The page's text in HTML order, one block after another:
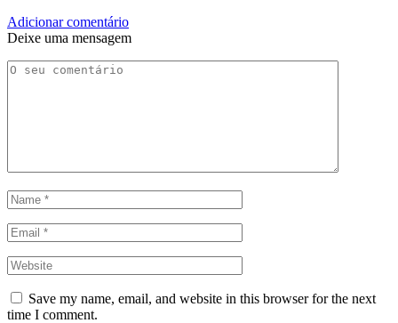
Adicionar comentário
Deixe uma mensagem
Save my name, email, and website in this browser for the next
time I comment.